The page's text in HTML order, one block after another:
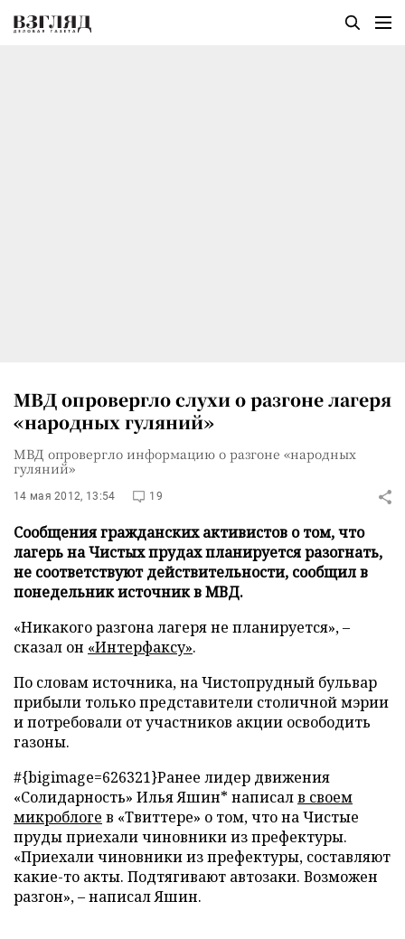
МВД опровергло слухи о разгоне лагеря
«народных гуляний»
МВД опровергло информацию о разгоне «народных
гуляний»
14 мая 2012, 13:54 19
Сообщения гражданских активистов о том, что
лагерь на Чистых прудах планируется разогнать,
не соответствуют действительности, сообщил в
понедельник источник в МВД.
«Никакого разгона лагеря не планируется», –
сказал он «Интерфаксу».
По словам источника, на Чистопрудный бульвар
прибыли только представители столичной мэрии
и потребовали от участников акции освободить
газоны.
#{bigimage=626321}Ранее лидер движения
«Солидарность» Илья Яшин* написалв своем
микроблоге в «Твиттере» о том, что на Чистые
пруды приехали чиновники из префектуры.
«Приехали чиновники из префектуры, составляют
какие-то акты. Подтягивают автозаки. Возможен
разгон», – написал Яшин.